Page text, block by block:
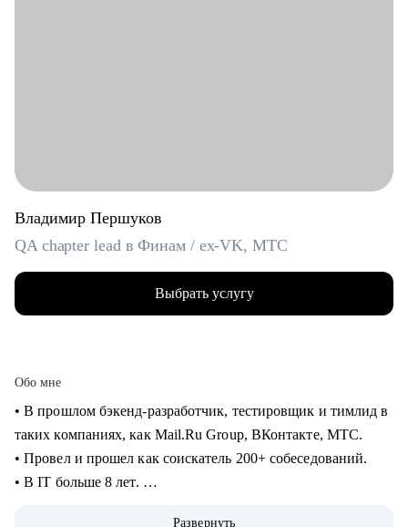
Владимир Першуков
QA chapter lead в Финам / ex-VK, МТС
Выбрать услугу
Обо мне
• В прошлом бэкенд-разработчик, тестировщик и тимлид в
таких компаниях, как Mail.Ru Group, ВКонтакте, МТС.
• Провел и прошел как соискатель 200+ собеседований.
• В IT больше 8 лет.
Развернуть